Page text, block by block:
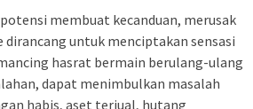
membuat kecanduan, merusak
dirancang untuk menciptakan sensasi
hasrat bermain berulang-ulang
dapat menimbulkan masalah
habis, aset terjual, hutang